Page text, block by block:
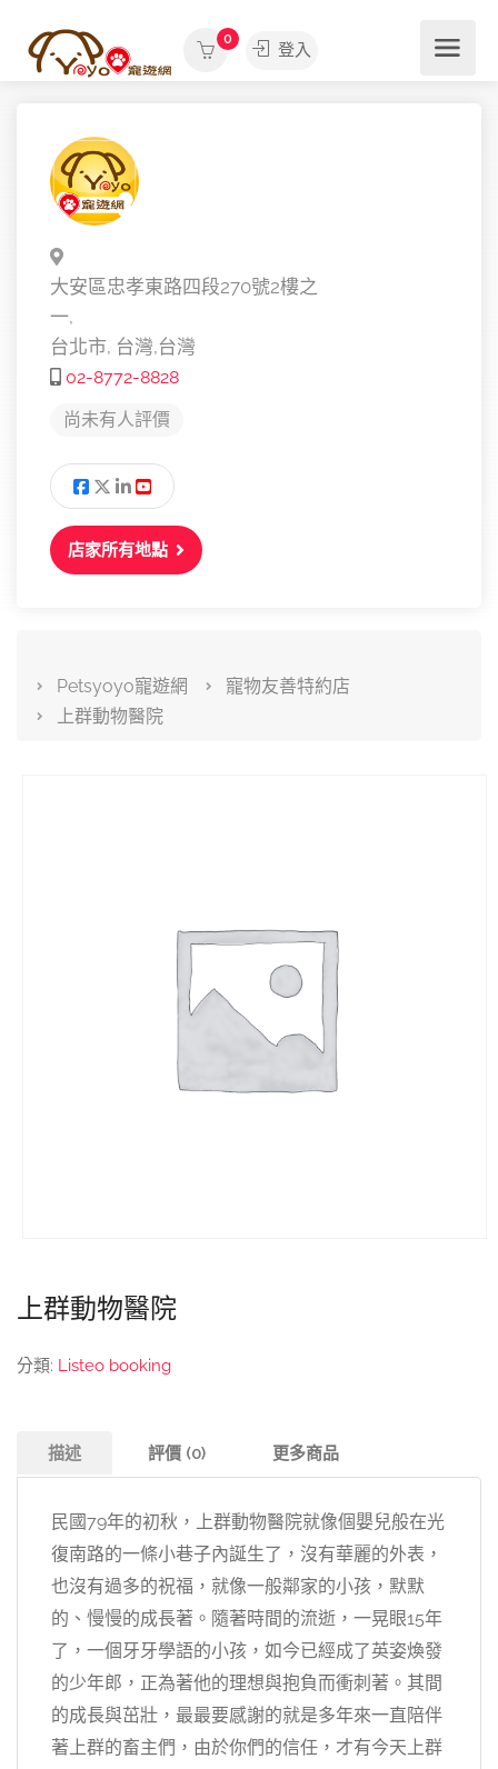
0
登入
大安區忠孝東路四段270號2樓之
一,
台北市, 台灣,台灣
02-8772-8828
尚未有人評價
店家所有地點
Petsyoyo寵遊網
寵物友善特約店
上群動物醫院
上群動物醫院
分類: Listeo booking
描述 評價 (0) 更多商品
民國79年的初秋，上群動物醫院就像個嬰兒般在光
復南路的一條小巷子內誕生了，沒有華麗的外表，
也沒有過多的祝福，就像一般鄰家的小孩，默默
的、慢慢的成長著。隨著時間的流逝，一晃眼15年
了，一個牙牙學語的小孩，如今已經成了英姿煥發
的少年郎，正為著他的理想與抱負而衝刺著。其間
的成長與茁壯，最最要感謝的就是多年來一直陪伴
著上群的畜主們，由於你們的信任，才有今天上群